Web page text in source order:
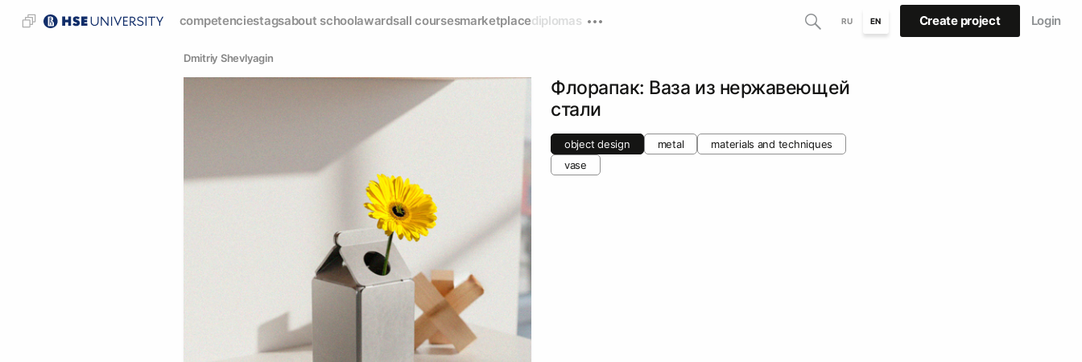
competenciestagsabout schoolawardsall coursesmarketplacediplomas RU EN Create project Login
Dmitriy Shevlyagin
Флорапак: Ваза из нержавеющей
стали
object design metal
materials and techniques
vase